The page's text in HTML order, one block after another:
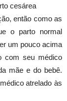
cesárea
então como as
o parto normal
um pouco acima
com seu médico
mãe e do bebê.
atrelado às